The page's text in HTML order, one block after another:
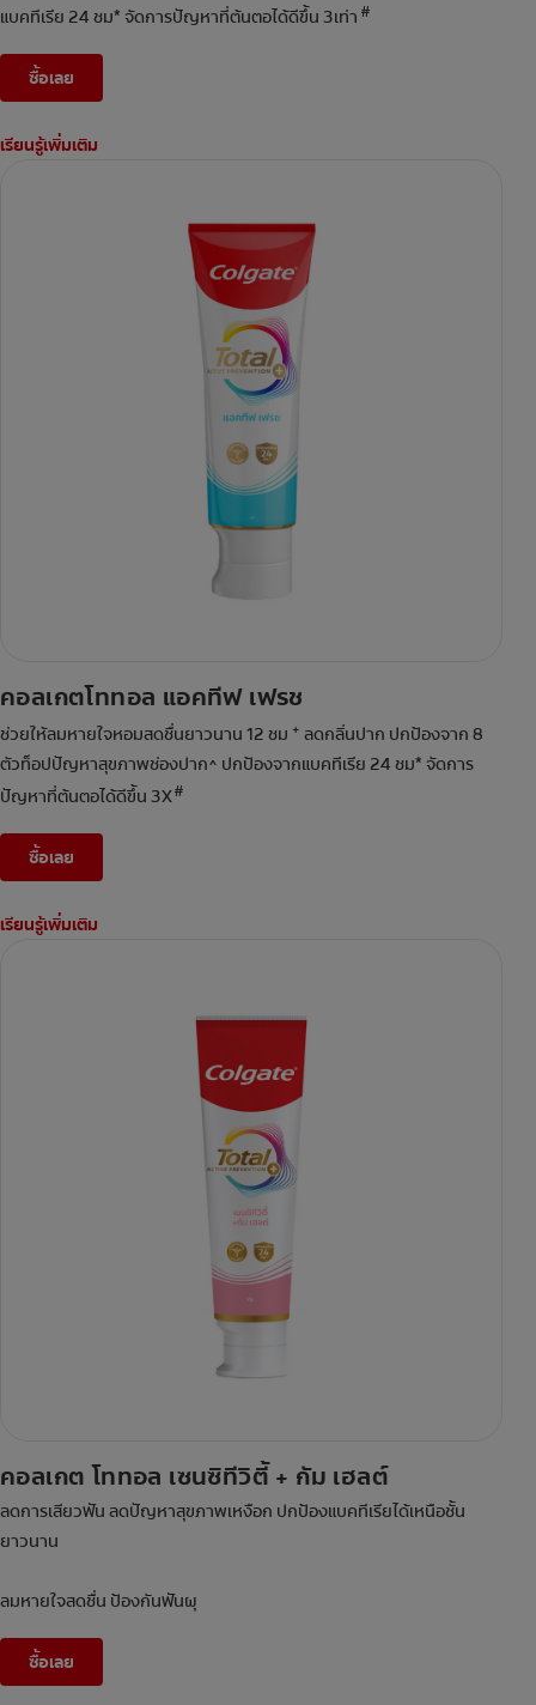
แบคทีเรีย 24 ชม* จัดการปัญหาที่ต้นตอได้ดีขึ้น 3เท่า #
ซื้อเลย
เรียนรู้เพิ่มเติม
คอลเกตโททอล แอคทีฟ เฟรช
ช่วยให้ลมหายใจหอมสดชื่นยาวนาน 12 ชม + ลดกลิ่นปาก ปกป้องจาก 8
ตัวท็อปปัญหาสุขภาพช่องปาก^ ปกป้องจากแบคทีเรีย 24 ชม* จัดการ
ปัญหาที่ต้นตอได้ดีขึ้น 3X#
ซื้อเลย
เรียนรู้เพิ่มเติม
คอลเกต โททอล เซนซิทีวิตี้ + กัม เฮลต์
ลดการเสียวฟัน ลดปัญหาสุขภาพเหงือก ปกป้องแบคทีเรียได้เหนือชั้น
ยาวนาน
ลมหายใจสดชื่น ป้องกันฟันผุ
ซื้อเลย